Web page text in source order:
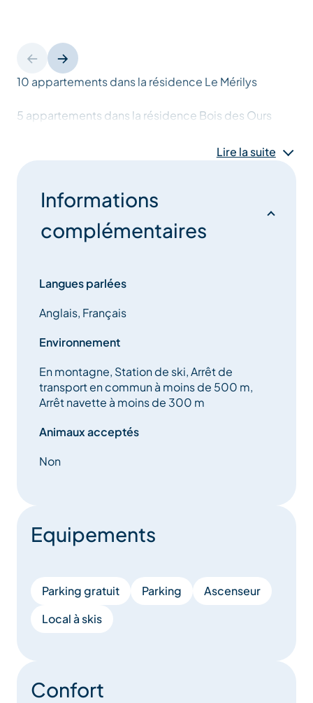
10 appartements dans la résidence Le Mérilys
5 appartements dans la résidence Bois des Ours
A l’orée de la forêt de sapins, dans un calme
meublés et équipés à seulement quelques pas des
pistes de ski.
Lire la suite
Informations
complémentaires
Langues parlées
Anglais, Français
Environnement
En montagne, Station de ski, Arrêt de
transport en commun à moins de 500 m,
Arrêt navette à moins de 300 m
Animaux acceptés
Non
Equipements
Parking gratuit Parking
Ascenseur
Local à skis
Confort